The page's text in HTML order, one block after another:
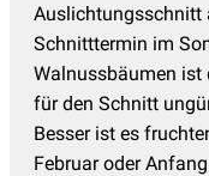
Auslichtungsschnitt
Schnitttermin im
Walnussbäumen ist
für den Schnitt
Besser ist es
Februar oder